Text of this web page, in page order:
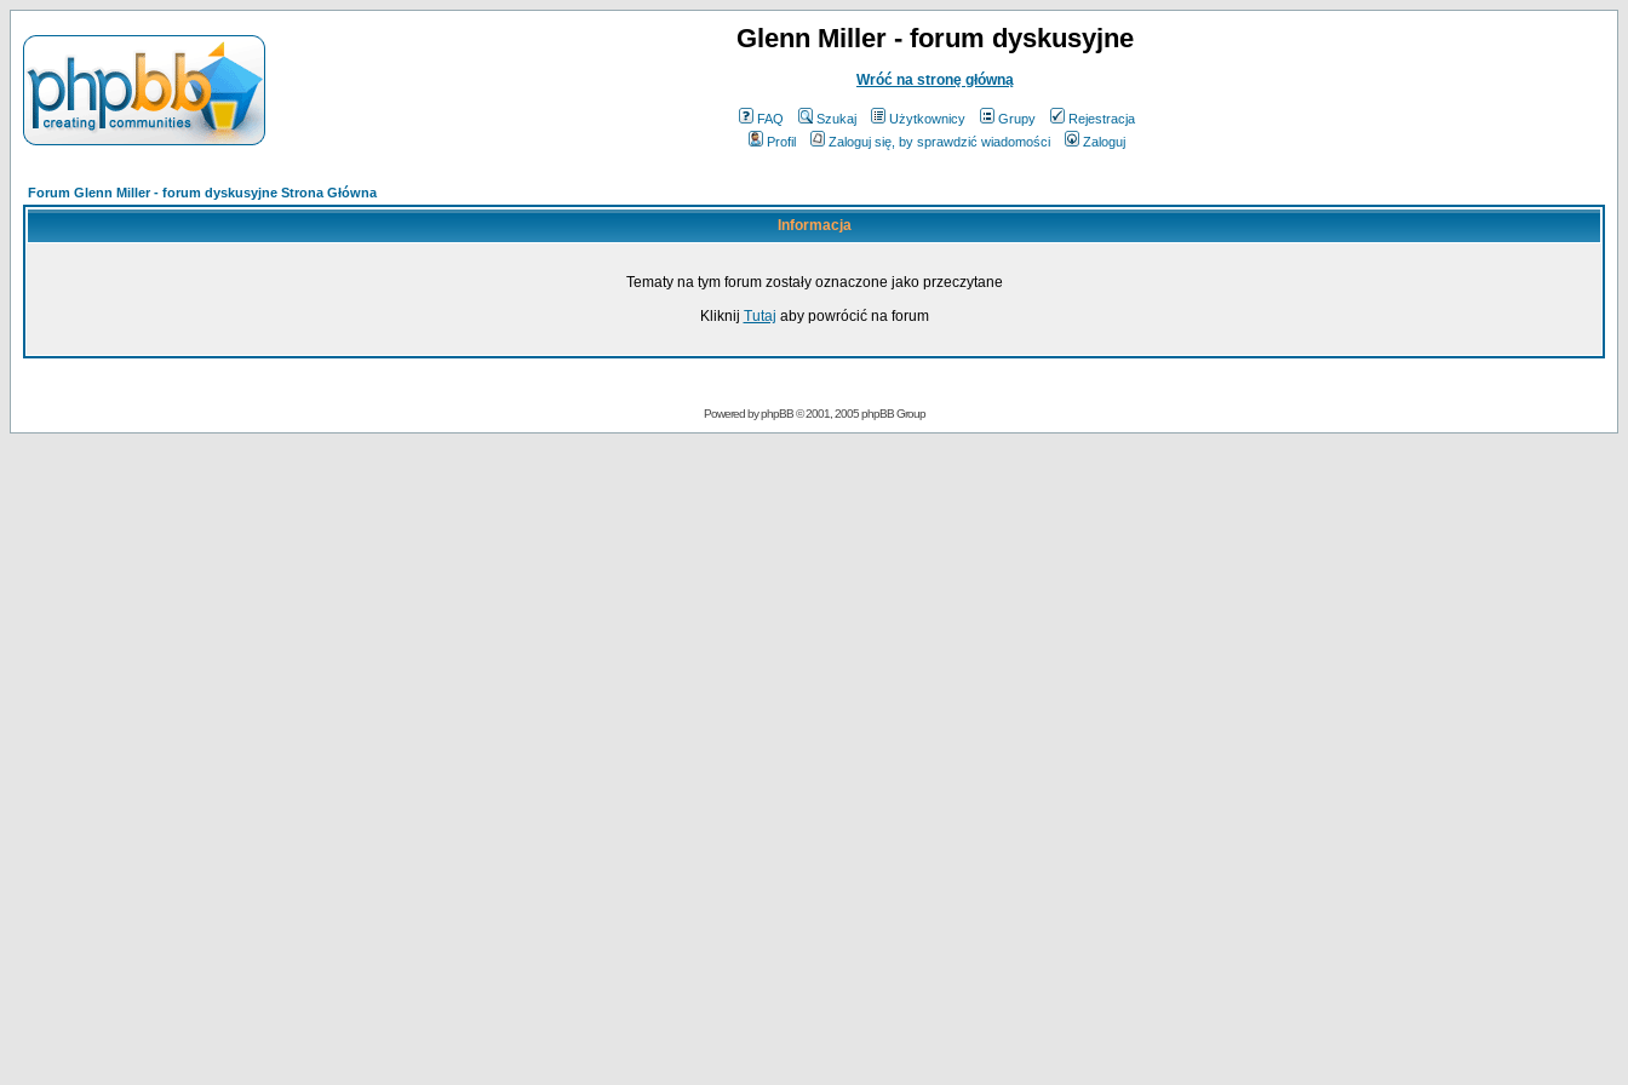
Glenn Miller - forum dyskusyjne
Wróć na stronę główną
FAQ Szukaj Użytkownicy Grupy
Rejestracja
Profil
Zaloguj się, by sprawdzić wiadomości Zaloguj
Forum Glenn Miller - forum dyskusyjne Strona Główna
Informacja
Tematy na tym forum zostały oznaczone jako przeczytane
Kliknij Tutaj aby powrócić na forum
Powered byphpBB© 2001, 2005 phpBB Group